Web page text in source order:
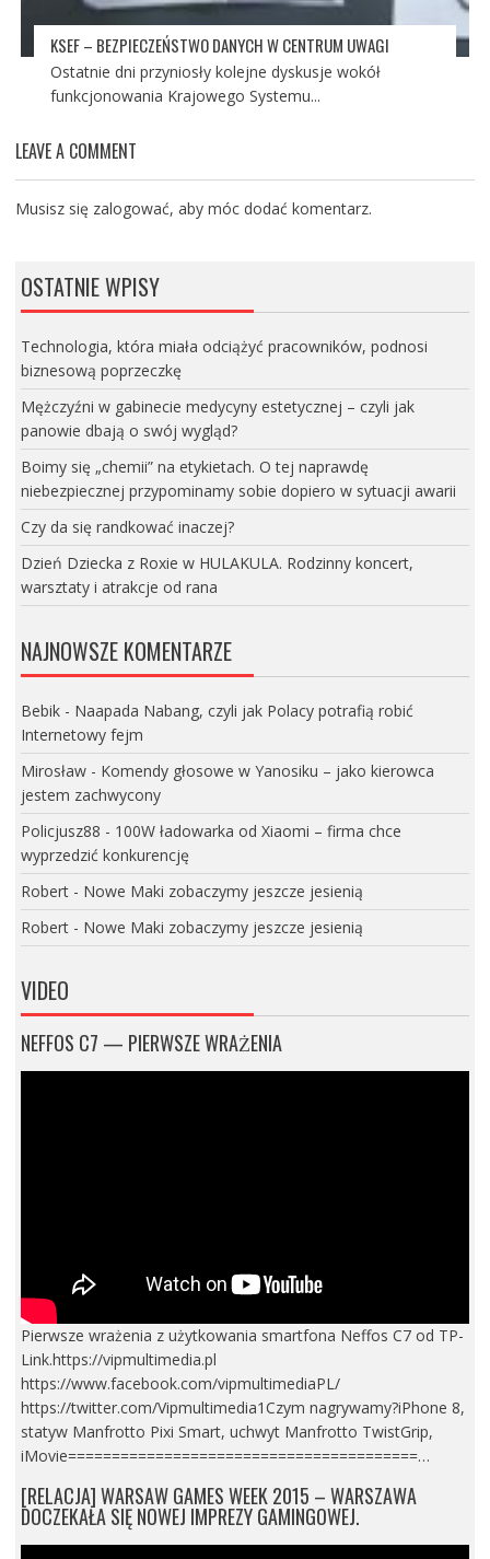
KSEF – BEZPIECZEŃSTWO DANYCH W CENTRUM UWAGI
Ostatnie dni przyniosły kolejne dyskusje wokół
funkcjonowania Krajowego Systemu...
LEAVE A COMMENT
Musisz się zalogować, aby móc dodać komentarz.
OSTATNIE WPISY
Technologia, która miała odciążyć pracowników, podnosi
biznesową poprzeczkę
Mężczyźni w gabinecie medycyny estetycznej – czyli jak
panowie dbają o swój wygląd?
Boimy się „chemii” na etykietach. O tej naprawdę
niebezpiecznej przypominamy sobie dopiero w sytuacji awarii
Czy da się randkować inaczej?
Dzień Dziecka z Roxie w HULAKULA. Rodzinny koncert,
warsztaty i atrakcje od rana
NAJNOWSZE KOMENTARZE
Bebik- Naapada Nabang, czyli jak Polacy potrafią robić
Internetowy fejm
Mirosław- Komendy głosowe w Yanosiku – jako kierowca
jestem zachwycony
Policjusz88 - 100W ładowarka od Xiaomi – firma chce
wyprzedzić konkurencję
Robert- Nowe Maki zobaczymy jeszcze jesienią
Robert- Nowe Maki zobaczymy jeszcze jesienią
VIDEO
NEFFOS C7 — PIERWSZE WRAŻENIA
Pierwsze wrażenia z użytkowania smartfona Neffos C7 od TP-
Link.https://vipmultimedia.pl
https://www.facebook.com/vipmultimediaPL/
https://twitter.com/Vipmultimedia1Czym nagrywamy?iPhone 8,
statyw Manfrotto Pixi Smart, uchwyt Manfrotto TwistGrip,
iMovie========================================…
[RELACJA] WARSAW GAMES WEEK 2015 – WARSZAWA
DOCZEKAŁA SIĘ NOWEJ IMPREZY GAMINGOWEJ.